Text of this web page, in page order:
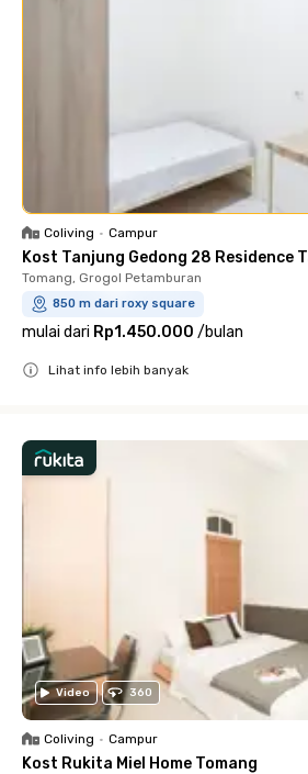
Coliving • Campur
Kost Tanjung Gedong 28 Residence
Tomang, Grogol Petamburan
850 m dari roxy square
mulai dari Rp1.450.000 /bulan
Lihat info lebih banyak
Video 360
Coliving • Campur
Kost Rukita Miel Home Tomang